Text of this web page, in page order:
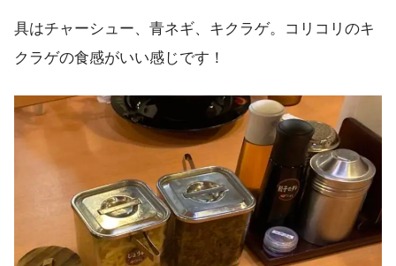
具はチャーシュー、青ネギ、キクラゲ。コリコリのキ
クラゲの食感がいい感じです！